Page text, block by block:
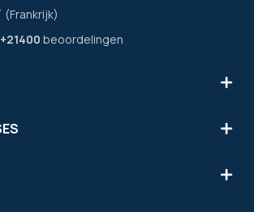
(Frankrijk)
+21400 beoordelingen